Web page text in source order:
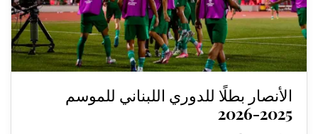
الأنصار بطلًا للدوري اللبناني للموسم
2025-2026